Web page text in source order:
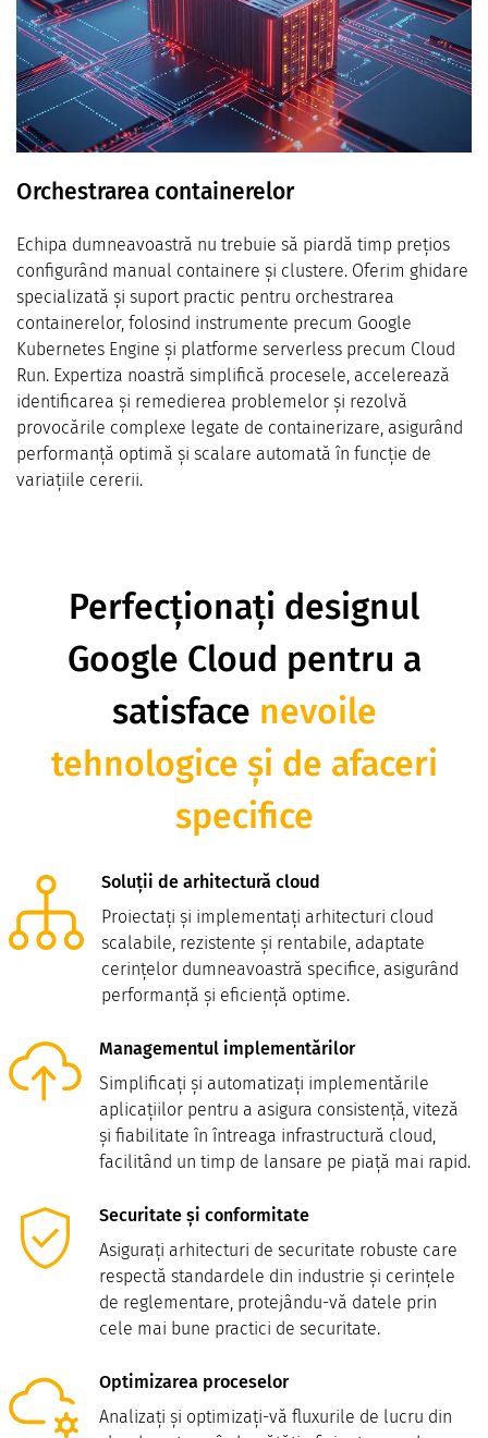
Orchestrarea containerelor
Echipa dumneavoastră nu trebuie să piardă timp prețios
configurând manual containere și clustere. Oferim ghidare
specializată și suport practic pentru orchestrarea
containerelor, folosind instrumente precum Google
Kubernetes Engine și platforme serverless precum Cloud
Run. Expertiza noastră simplifică procesele, accelerează
identificarea și remedierea problemelor și rezolvă
provocările complexe legate de containerizare, asigurând
performanță optimă și scalare automată în funcție de
variațiile cererii.
Perfecționați designul
Google Cloud pentru a
satisface nevoile
tehnologice și de afaceri
specifice
Soluții de arhitectură cloud
Proiectați și implementați arhitecturi cloud
scalabile, rezistente și rentabile, adaptate
cerințelor dumneavoastră specifice, asigurând
performanță și eficiență optime.​
Managementul implementărilor
Simplificați și automatizați implementările
aplicațiilor pentru a asigura consistență, viteză
și fiabilitate în întreaga infrastructură cloud,
facilitând un timp de lansare pe piață mai rapid.​
Securitate și conformitate
Asigurați arhitecturi de securitate robuste care
respectă standardele din industrie și cerințele
de reglementare, protejându-vă datele prin
cele mai bune practici de securitate.
Optimizarea proceselor
Analizați și optimizați-vă fluxurile de lucru din